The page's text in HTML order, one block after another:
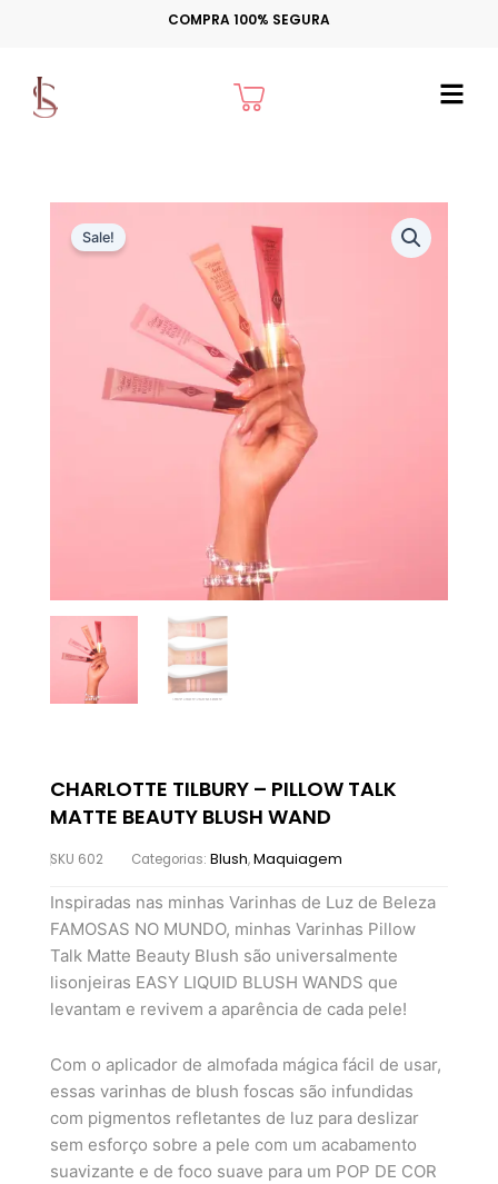
conteúdo
COMPRA 100% SEGURA
Cart
Sale!
CHARLOTTE TILBURY – PILLOW TALK
MATTE BEAUTY BLUSH WAND
SKU 602 Categorias: Blush,Maquiagem
Inspiradas nas minhas Varinhas de Luz de Beleza
FAMOSAS NO MUNDO, minhas Varinhas Pillow
Talk Matte Beauty Blush são universalmente
lisonjeiras EASY LIQUID BLUSH WANDS que
levantam e revivem a aparência de cada pele!
Com o aplicador de almofada mágica fácil de usar,
essas varinhas de blush foscas são infundidas
com pigmentos refletantes de luz para deslizar
sem esforço sobre a pele com um acabamento
suavizante e de foco suave para um POP DE COR